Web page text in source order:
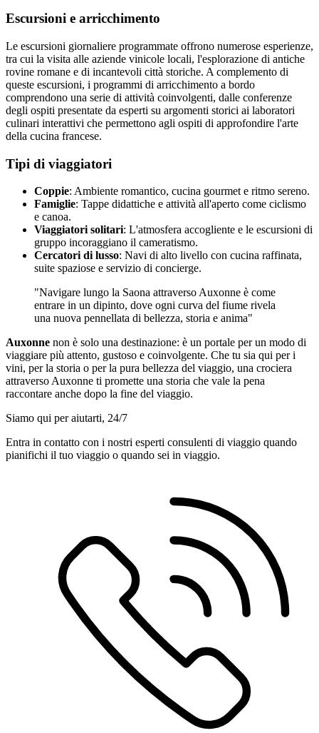
Escursioni e arricchimento
Le escursioni giornaliere programmate offrono numerose esperienze,
tra cui la visita alle aziende vinicole locali, l'esplorazione di antiche
rovine romane e di incantevoli città storiche. A complemento di
queste escursioni, i programmi di arricchimento a bordo
comprendono una serie di attività coinvolgenti, dalle conferenze
degli ospiti presentate da esperti su argomenti storici ai laboratori
culinari interattivi che permettono agli ospiti di approfondire l'arte
della cucina francese.
Tipi di viaggiatori
Coppie: Ambiente romantico, cucina gourmet e ritmo sereno.
Famiglie: Tappe didattiche e attività all'aperto come ciclismo
e canoa.
Viaggiatori solitari: L'atmosfera accogliente e le escursioni di
gruppo incoraggiano il cameratismo.
Cercatori di lusso: Navi di alto livello con cucina raffinata,
suite spaziose e servizio di concierge.
"Navigare lungo la Saona attraverso Auxonne è come
entrare in un dipinto, dove ogni curva del fiume rivela
una nuova pennellata di bellezza, storia e anima"
Auxonne non è solo una destinazione: è un portale per un modo di
viaggiare più attento, gustoso e coinvolgente. Che tu sia qui per i
vini, per la storia o per la pura bellezza del viaggio, una crociera
attraverso Auxonne ti promette una storia che vale la pena
raccontare anche dopo la fine del viaggio.
Siamo qui per aiutarti, 24/7
Entra in contatto con i nostri esperti consulenti di viaggio quando
pianifichi il tuo viaggio o quando sei in viaggio.